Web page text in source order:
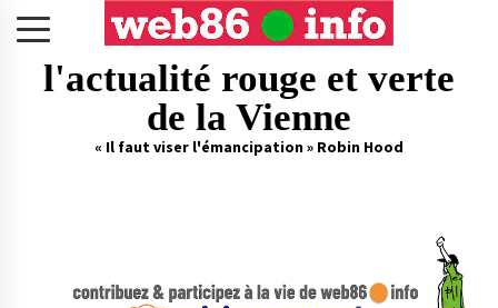
l'actualité rouge et verte
de la Vienne
« Il faut viser l'émancipation » Robin Hood